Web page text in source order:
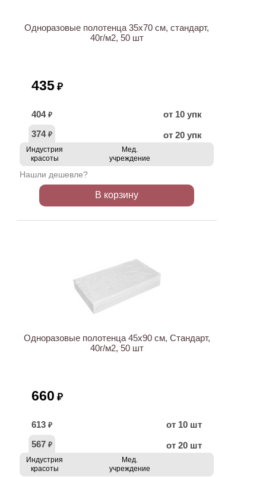
Одноразовые полотенца 35х70 см, стандарт,
40г/м2, 50 шт
435 ₽
404 ₽
от 10 упк
374 ₽ от 20 упк
Индустрия
красоты
Мед.
учреждение
Нашли дешевле?
В корзину
Одноразовые полотенца 45х90 см, Стандарт,
40г/м2, 50 шт
660 ₽
613 ₽
от 10 шт
567 ₽ от 20 шт
Индустрия
красоты
Мед.
учреждение